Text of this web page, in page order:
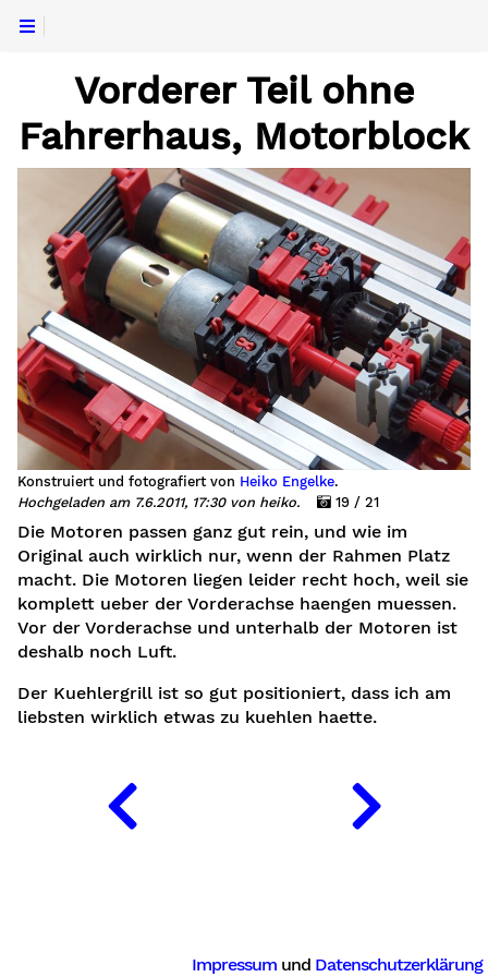
Vorderer Teil ohne
Fahrerhaus, Motorblock
Konstruiert und fotografiert von Heiko Engelke.
Hochgeladen am 7.6.2011, 17:30 von heiko.
19 / 21
Die Motoren passen ganz gut rein, und wie im
Original auch wirklich nur, wenn der Rahmen Platz
macht. Die Motoren liegen leider recht hoch, weil sie
komplett ueber der Vorderachse haengen muessen.
Vor der Vorderachse und unterhalb der Motoren ist
deshalb noch Luft.
Der Kuehlergrill ist so gut positioniert, dass ich am
liebsten wirklich etwas zu kuehlen haette.
Impressum und Datenschutzerklärung